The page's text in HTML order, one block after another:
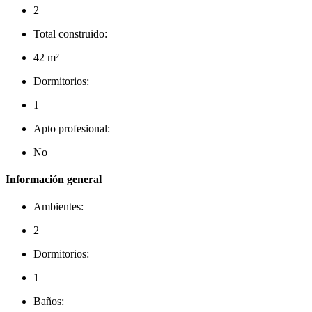
2
Total construido:
42 m²
Dormitorios:
1
Apto profesional:
No
Información general
Ambientes:
2
Dormitorios:
1
Baños: